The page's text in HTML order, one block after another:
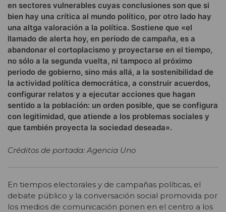
en sectores vulnerables cuyas conclusiones son que si
bien hay una crítica al mundo político, por otro lado hay
una altga valoración a la política. Sostiene que «el
llamado de alerta hoy, en período de campaña, es a
abandonar el cortoplacismo y proyectarse en el tiempo,
no sólo a la segunda vuelta, ni tampoco al próximo
periodo de gobierno, sino más allá, a la sostenibilidad de
la actividad política democrática, a construir acuerdos,
configurar relatos y a ejecutar acciones que hagan
sentido a la población: un orden posible, que se configura
con legitimidad, que atiende a los problemas sociales y
que también proyecta la sociedad deseada».
Créditos de portada: Agencia Uno
En tiempos electorales y de campañas políticas, el
debate público y la conversación social promovida por
los medios de comunicación ponen en el centro a los